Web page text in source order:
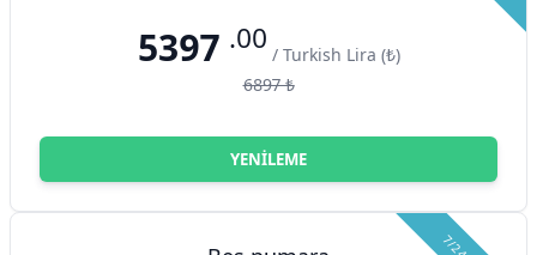
5397 .00 / Turkish Lira (₺)
6897 ₺
YENILEME